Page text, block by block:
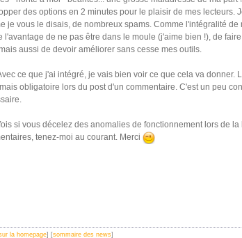
des options en 2 minutes pour le plaisir de mes lecteurs.
je vous le disais, de nombreux spams. Comme l'intégralité de
l'avantage de ne pas être dans le moule (j'aime bien !), de
aussi de devoir améliorer sans cesse mes outils.
ce que j'ai intégré, je vais bien voir ce que cela va donner.
obligatoire lors du post d'un commentaire. C'est un peu
si vous décelez des anomalies de fonctionnement lors de
tenez-moi au courant. Merci
la homepage] [sommaire des news]